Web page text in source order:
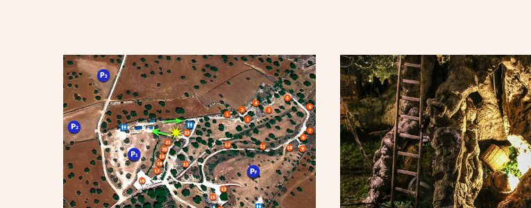
Itinerario Villaggio Rupestre
di LAMA DEL TRAPPETO
Museo
LABORATORIO